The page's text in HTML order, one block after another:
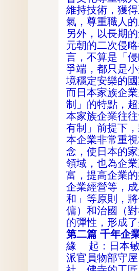
維持技術，獲
氣，尊重職人
另外，以長期
元朝的二次侵
言，不算是「
爭端，都只是
境穩定安樂的
而日本家族企
制」的特點，
本家族企業往
有制」前提下
本企業非常重
念，使日本的
領域，也為企
富，提高企業
企業經營等，
和」等原則，
傭）和治國（
的彈性，形成
第二篇 千年企
緣 起：日本敏
派官員物部守